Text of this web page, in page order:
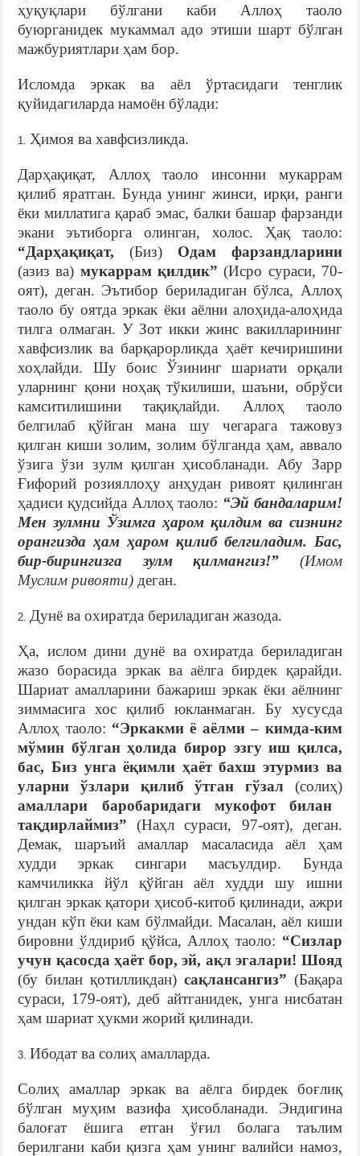
ҳуқуқлари бўлгани каби Аллоҳ таоло
буюрганидек мукаммал адо этиши шарт бўлган
мажбуриятлари ҳам бор.
Исломда эркак ва аёл ўртасидаги тенглик
қуйидагиларда намоён бўлади:
Ҳимоя ва хавфсизликда.
Дарҳақиқат, Аллоҳ таоло инсонни мукаррам
қилиб яратган. Бунда унинг жинси, ирқи, ранги
ёки миллатига қараб эмас, балки башар фарзанди
экани эътиборга олинган, холос. Ҳақ таоло:
“Дарҳақиқат,(Биз) Одам фарзандларини
(азиз ва) мукаррам қилдик” (Исро сураси, 70-
оят), деган. Эътибор бериладиган бўлса, Аллоҳ
таоло бу оятда эркак ёки аёлни алоҳида-алоҳида
тилга олмаган. У Зот икки жинс вакилларининг
хавфсизлик ва барқарорликда ҳаёт кечиришини
хоҳлайди. Шу боис Ўзининг шариати орқали
уларнинг қони ноҳақ тўкилиши, шаъни, обрўси
камситилишини тақиқлайди. Аллоҳ таоло
белгилаб қўйган мана шу чегарага тажовуз
қилган киши золим, золим бўлганда ҳам, аввало
ўзига ўзи зулм қилган ҳисобланади. Абу Зарр
Ғифорий розияллоҳу анҳудан ривоят қилинган
ҳадиси қудсийда Аллоҳ таоло: “Эй бандаларим!
Мен зулмни Ўзимга ҳаром қилдим ва сизнинг
орангизда ҳам ҳаром қилиб белгиладим. Бас,
бир-бирингизга зулм қилмангиз!”
(Имом
Муслим ривояти) деган.
Дунё ва охиратда бериладиган жазода.
Ҳа, ислом дини дунё ва охиратда бериладиган
жазо борасида эркак ва аёлга бирдек қарайди.
Шариат амалларини бажариш эркак ёки аёлнинг
зиммасига хос қилиб юкланмаган. Бу хусусда
Аллоҳ таоло: “Эркакми ё аёлми – кимда-ким
мўмин бўлган ҳолида бирор эзгу иш қилса,
бас, Биз унга ёқимли ҳаёт бахш этурмиз ва
уларни ўзлари қилиб ўтган гўзал (солиҳ)
амаллари баробаридаги мукофот билан
тақдирлаймиз” (Наҳл сураси, 97-оят), деган.
Демак, шаръий амаллар масаласида аёл ҳам
худди эркак сингари масъулдир. Бунда
камчиликка йўл қўйган аёл худди шу ишни
қилган эркак қатори ҳисоб-китоб қилинади, ажри
ундан кўп ёки кам бўлмайди. Масалан, аёл киши
бировни ўлдириб қўйса, Аллоҳ таоло: “Сизлар
учун қасосда ҳаёт бор, эй, ақл эгалари! Шояд
(бу билан қотилликдан) сақлансангиз” (Бақара
сураси, 179-оят), деб айтганидек, унга нисбатан
ҳам шариат ҳукми жорий қилинади.
Ибодат ва солиҳ амалларда.
Солиҳ амаллар эркак ва аёлга бирдек боғлиқ
бўлган муҳим вазифа ҳисобланади. Эндигина
балоғат ёшига етган ўғил болага таълим
берилгани каби қизга ҳам унинг валийси намоз,